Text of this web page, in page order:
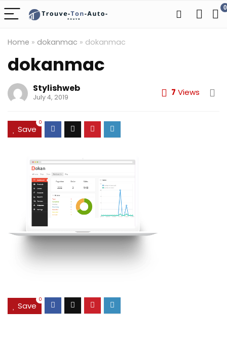
0
Home » dokanmac » dokanmac
dokanmac
Stylishweb
July 4, 2019 7 Views
Save
0
Save
0